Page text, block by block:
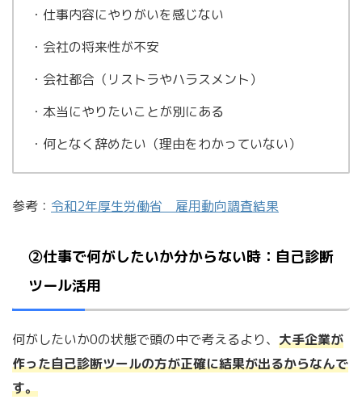
・仕事内容にやりがいを感じない
・会社の将来性が不安
・会社都合（リストラやハラスメント）
・本当にやりたいことが別にある
・何となく辞めたい（理由をわかっていない）
参考： 令和2年厚生労働省 雇用動向調査結果
②仕事で何がしたいか分からない時：自己診断
ツール活用
何がしたいか0の状態で頭の中で考えるより、 大手企業が
作った自己診断ツールの方が正確に結果が出るからなんで
す。